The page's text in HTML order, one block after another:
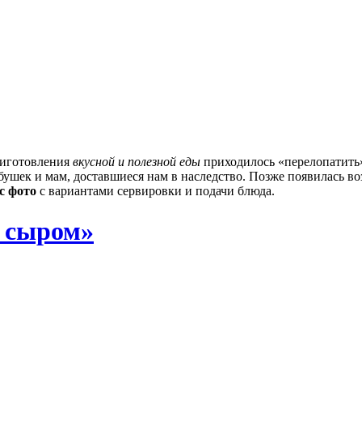
вкусной и полезной еды приходилось
и мам, доставшиеся нам в наследство. Позже появилась
фото с вариантами сервировки и подачи блюда.
сыром»